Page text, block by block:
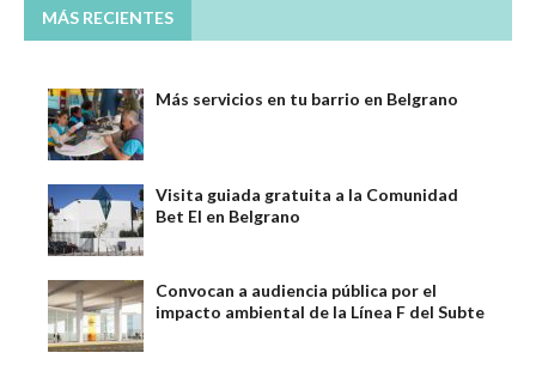
MÁS RECIENTES
Más servicios en tu barrio en Belgrano
Visita guiada gratuita a la Comunidad
Bet El en Belgrano
Convocan a audiencia pública por el
impacto ambiental de la Línea F del Subte